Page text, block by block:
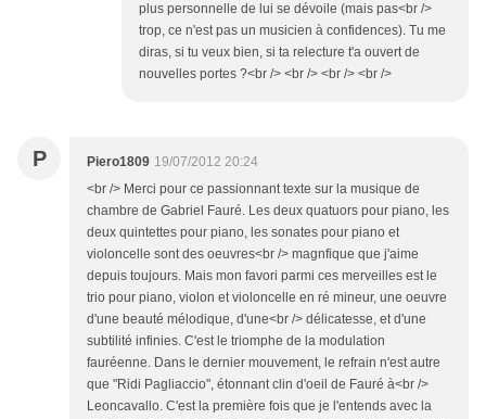
plus personnelle de lui se dévoile (mais pas<br />
trop, ce n'est pas un musicien à confidences). Tu me
diras, si tu veux bien, si ta relecture t'a ouvert de
nouvelles portes ?<br /> <br /> <br /> <br />
P Piero1809 19/07/2012 20:24
<br /> Merci pour ce passionnant texte sur la musique de
chambre de Gabriel Fauré. Les deux quatuors pour piano, les
deux quintettes pour piano, les sonates pour piano et
violoncelle sont des oeuvres<br /> magnfique que j'aime
depuis toujours. Mais mon favori parmi ces merveilles est le
trio pour piano, violon et violoncelle en ré mineur, une oeuvre
d'une beauté mélodique, d'une<br /> délicatesse, et d'une
subtilité infinies. C'est le triomphe de la modulation
fauréenne. Dans le dernier mouvement, le refrain n'est autre
que "Ridi Pagliaccio", étonnant clin d'oeil de Fauré à<br />
Leoncavallo. C'est la première fois que je l'entends avec la